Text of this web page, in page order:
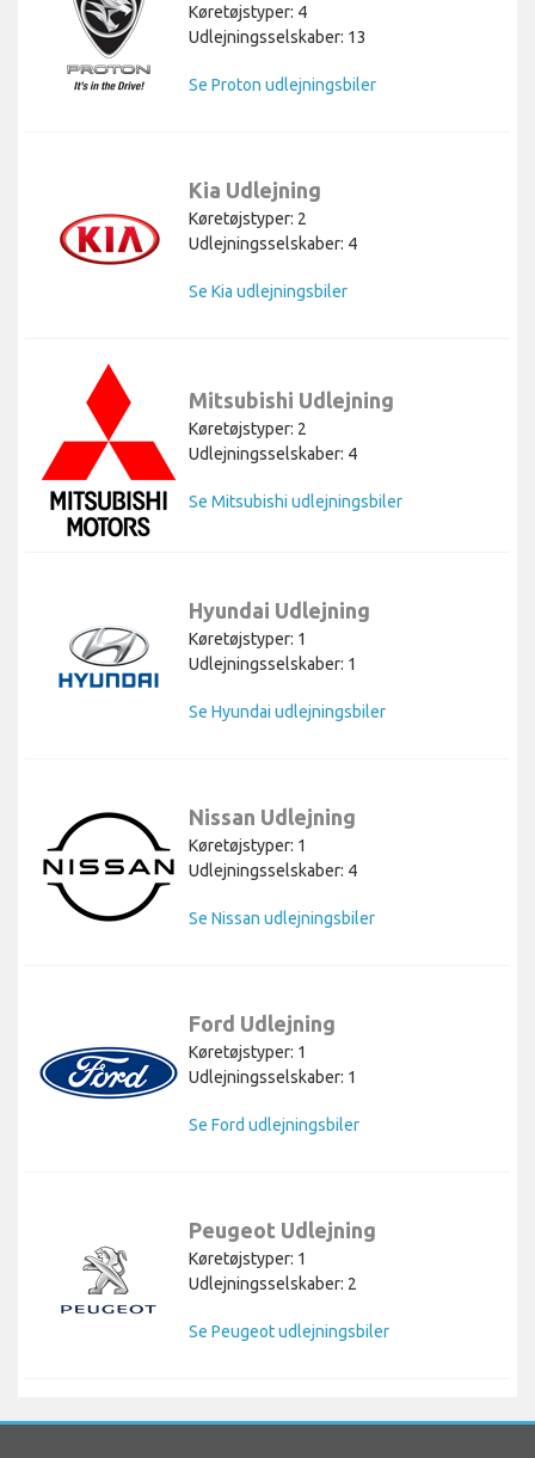
Køretøjstyper: 4
Udlejningsselskaber: 13
Se Proton udlejningsbiler
Kia Udlejning
Køretøjstyper: 2
Udlejningsselskaber: 4
Se Kia udlejningsbiler
Mitsubishi Udlejning
Køretøjstyper: 2
Udlejningsselskaber: 4
Se Mitsubishi udlejningsbiler
Hyundai Udlejning
Køretøjstyper: 1
Udlejningsselskaber: 1
Se Hyundai udlejningsbiler
Nissan Udlejning
Køretøjstyper: 1
Udlejningsselskaber: 4
Se Nissan udlejningsbiler
Ford Udlejning
Køretøjstyper: 1
Udlejningsselskaber: 1
Se Ford udlejningsbiler
Peugeot Udlejning
Køretøjstyper: 1
Udlejningsselskaber: 2
Se Peugeot udlejningsbiler